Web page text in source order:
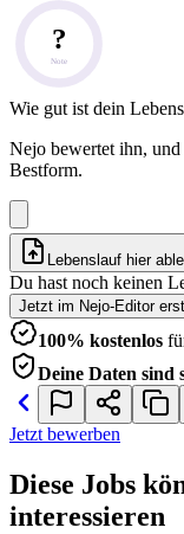
?
Note
Wie gut ist dein
Nejo bewertet ihn,
Bestform.
Lebenslauf hier
Du hast noch keinen
Jetzt im Nejo-Editor
100% kostenlos
Deine Daten sind
Jetzt bewerben
Diese Jobs
interessieren